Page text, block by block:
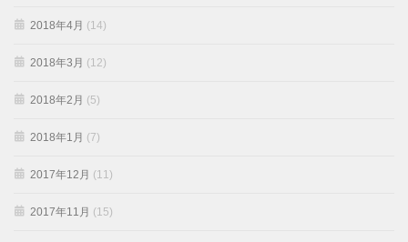
2018年4月 (14)
2018年3月 (12)
2018年2月 (5)
2018年1月 (7)
2017年12月 (11)
2017年11月 (15)